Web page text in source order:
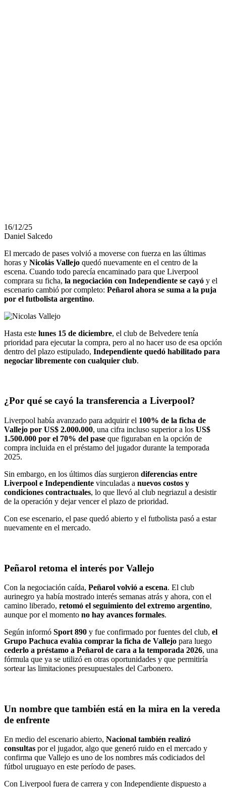
16/12/25
Daniel Salcedo
El mercado de pases volvió a moverse con fuerza en las últimas
horas y Nicolás Vallejo quedó nuevamente en el centro de la
escena. Cuando todo parecía encaminado para que Liverpool
comprara su ficha, la negociación con Independiente se cayó y el
escenario cambió por completo: Peñarol ahora se suma a la puja
por el futbolista argentino.
Hasta este lunes 15 de diciembre, el club de Belvedere tenía
prioridad para ejecutar la compra, pero al no hacer uso de esa opción
dentro del plazo estipulado, Independiente quedó habilitado para
negociar libremente con cualquier club.
¿Por qué se cayó la transferencia a Liverpool?
Liverpool había avanzado para adquirir el 100% de la ficha de
Vallejo por US$ 2.000.000, una cifra incluso superior a los US$
1.500.000 por el 70% del pase que figuraban en la opción de
compra incluida en el préstamo del jugador durante la temporada
2025.
Sin embargo, en los últimos días surgieron diferencias entre
Liverpool e Independiente vinculadas a nuevos costos y
condiciones contractuales, lo que llevó al club negriazul a desistir
de la operación y dejar vencer el plazo de prioridad.
Con ese escenario, el pase quedó abierto y el futbolista pasó a estar
nuevamente en el mercado.
Peñarol retoma el interés por Vallejo
Con la negociación caída, Peñarol volvió a escena. El club
aurinegro ya había mostrado interés semanas atrás y ahora, con el
camino liberado, retomó el seguimiento del extremo argentino,
aunque por el momento no hay avances formales.
Según informó Sport 890 y fue confirmado por fuentes del club, el
Grupo Pachuca evalúa comprar la ficha de Vallejo para luego
cederlo a préstamo a Peñarol de cara a la temporada 2026, una
fórmula que ya se utilizó en otras oportunidades y que permitiría
sortear las limitaciones presupuestales del Carbonero.
Un nombre que también está en la mira en la vereda
de enfrente
En medio del escenario abierto, Nacional también realizó
consultas por el jugador, algo que generó ruido en el mercado y
confirma que Vallejo es uno de los nombres más codiciados del
fútbol uruguayo en este período de pases.
Con Liverpool fuera de carrera y con Independiente dispuesto a